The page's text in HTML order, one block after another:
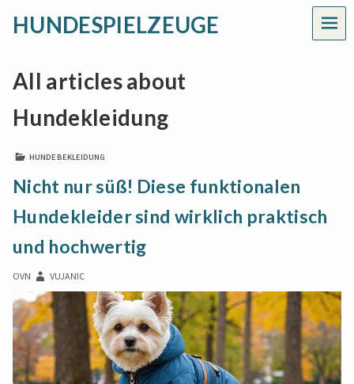
HUNDESPIELZEUGE
All articles about
Hundekleidung
HUNDEBEKLEIDUNG
Nicht nur süß! Diese funktionalen
Hundekleider sind wirklich praktisch
und hochwertig
OVN VUJANIC